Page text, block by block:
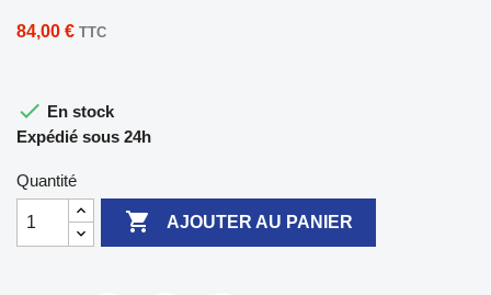
84,00 € TTC
 En stock
Expédié sous 24h
Quantité
 AJOUTER AU PANIER